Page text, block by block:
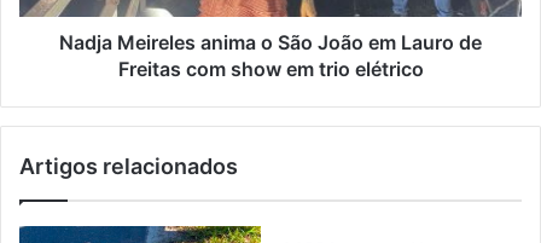
Nadja Meireles anima o São João em Lauro de
Freitas com show em trio elétrico
Artigos relacionados